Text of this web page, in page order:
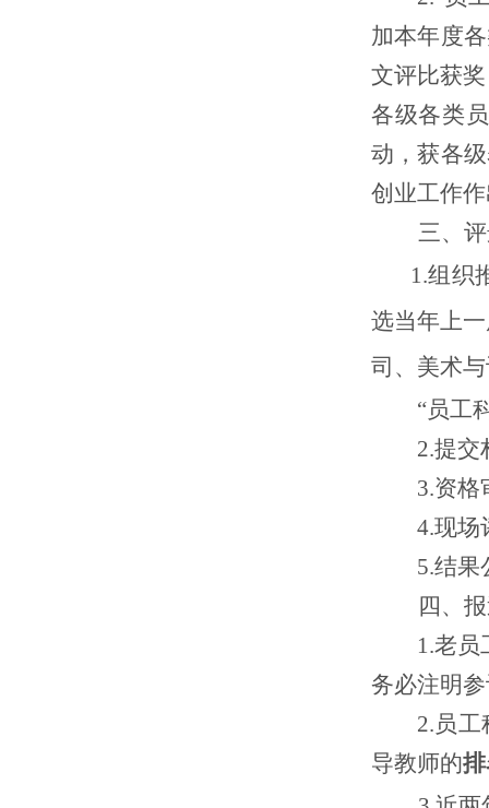
加本年度
文评比获
各级各类
动，获各
创业工作
三、
1.组织
选当年上
司、美术
“员工
2.提交
3.资格
4.现场
5.结果
四、
1.老员
务必注明
2. 员
导教师的